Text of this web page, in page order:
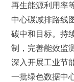
再生能源利用率
中心碳减排路线
碳中和目标。持
制，完善能效监
深入开展工业节
一批绿色数据中